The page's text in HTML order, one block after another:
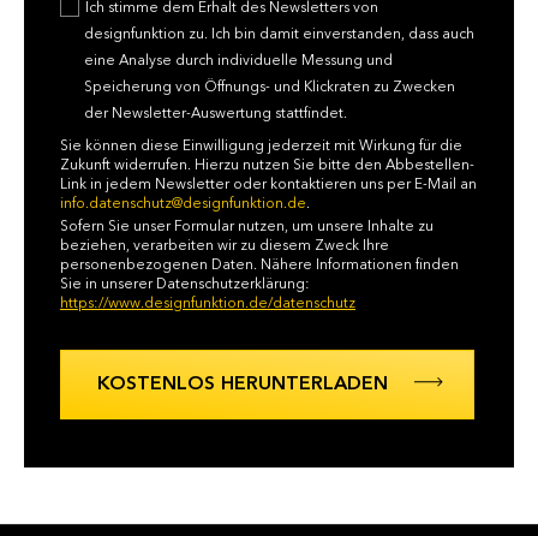
Ich stimme dem Erhalt des Newsletters von
designfunktion zu. Ich bin damit einverstanden, dass auch
eine Analyse durch individuelle Messung und
Speicherung von Öffnungs- und Klickraten zu Zwecken
der Newsletter-Auswertung stattfindet.
Sie können diese Einwilligung jederzeit mit Wirkung für die
Zukunft widerrufen. Hierzu nutzen Sie bitte den Abbestellen-
Link in jedem Newsletter oder kontaktieren uns per E-Mail an
info.datenschutz@designfunktion.de.
Sofern Sie unser Formular nutzen, um unsere Inhalte zu
beziehen, verarbeiten wir zu diesem Zweck Ihre
personenbezogenen Daten. Nähere Informationen finden
Sie in unserer Datenschutzerklärung:
https://www.designfunktion.de/datenschutz